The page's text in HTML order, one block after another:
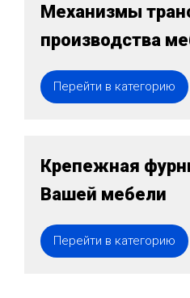
Механизмы
производства
Перейти в категорию
Крепежная
Вашей мебели
Перейти в категорию